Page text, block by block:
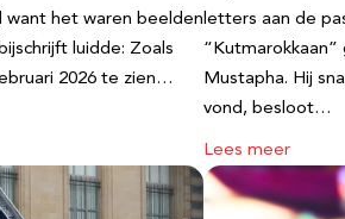
want het waren beelden
luidde: Zoals
2026 te zien…
letters aan de
“Kutmarokkaan”
Mustapha. Hij
vond, besloot…
Lees meer